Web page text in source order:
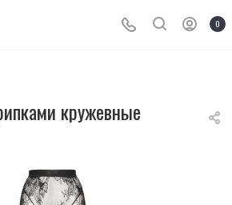
0
кружевные